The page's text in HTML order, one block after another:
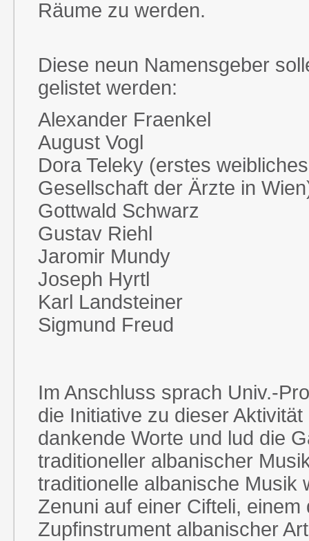
Räume zu werden.
Diese neun Namensgeber
gelistet werden:
Alexander Fraenkel
August Vogl
Dora Teleky (erstes
Gesellschaft der Ärzte in
Gottwald Schwarz
Gustav Riehl
Jaromir Mundy
Joseph Hyrtl
Karl Landsteiner
Sigmund Freud
Im Anschluss sprach Univ.-
die Initiative zu dieser Aktivität
dankende Worte und lud die
traditioneller albanischer
traditionelle albanische Musik
Zenuni auf einer Cifteli, einem
Zupfinstrument albanischer